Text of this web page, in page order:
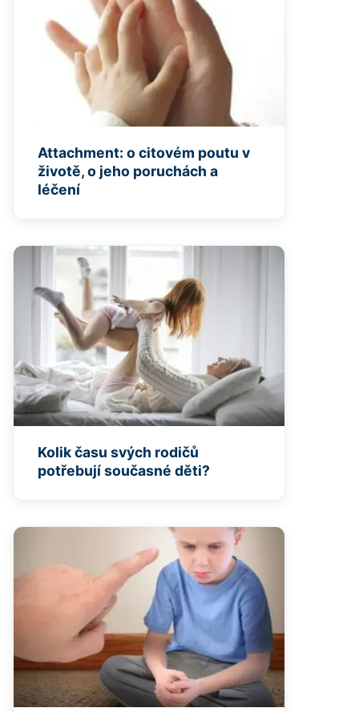
Attachment: o citovém poutu v
životě, o jeho poruchách a
léčení
Kolik času svých rodičů
potřebují současné děti?